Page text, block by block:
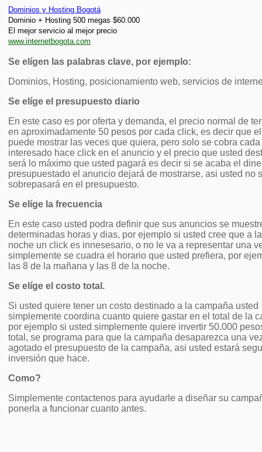
Dominios y Hosting Bogotá
Dominio + Hosting 500 megas $60.000
El mejor servicio al mejor precio
www.internetbogota.com
Se elígen las palabras clave, por ejemplo:
Dominios, Hosting, posicionamiento web, servicios de
Se elíge el presupuesto diario
En este caso es por oferta y demanda, el precio normal de
en aproximadamente 50 pesos por cada click, es decir que
puede mostrar las veces que quiera, pero solo se cobra
interesado hace click en el anuncio y el precio que usted
será lo máximo que usted pagará es decir si se acaba el
presupuestado el anuncio dejará de mostrarse, asi usted no
sobrepasará en el presupuesto.
Se elíge la frecuencia
En este caso usted podra definir que sus anuncios se
determinadas horas y dias, por ejemplo si usted cree que a
noche un click es innesesario, o no le va a representar una
simplemente se cuadra el horario que usted prefiera, por
las 8 de la mañana y las 8 de la noche.
Se elíge el costo total.
Si usted quiere tener un costo destinado a la campaña usted
simplemente coordina cuanto quiere gastar en el total de la
por ejemplo si usted simplemente quiere invertir 50.000
total, se programa para que la campaña desaparezca una
agotado el presupuesto de la campaña, asi usted estará
inversión que hace.
Como?
Simplemente contactenos para ayudarle a diseñar su
ponerla a funcionar cuanto antes.